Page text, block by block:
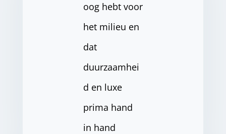
oog hebt voor
het milieu en
dat
duurzaamhei
d en luxe
prima hand
in hand